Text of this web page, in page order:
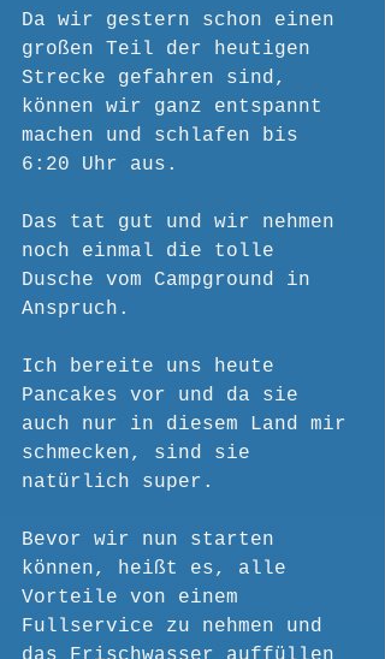
Da wir gestern schon einen
großen Teil der heutigen
Strecke gefahren sind,
können wir ganz entspannt
machen und schlafen bis
6:20 Uhr aus.
Das tat gut und wir nehmen
noch einmal die tolle
Dusche vom Campground in
Anspruch.
Ich bereite uns heute
Pancakes vor und da sie
auch nur in diesem Land mir
schmecken, sind sie
natürlich super.
Bevor wir nun starten
können, heißt es, alle
Vorteile von einem
Fullservice zu nehmen und